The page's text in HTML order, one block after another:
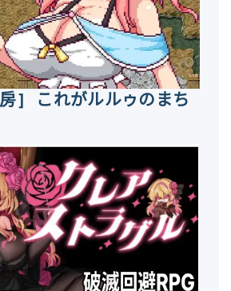
] これがルルゥのまち